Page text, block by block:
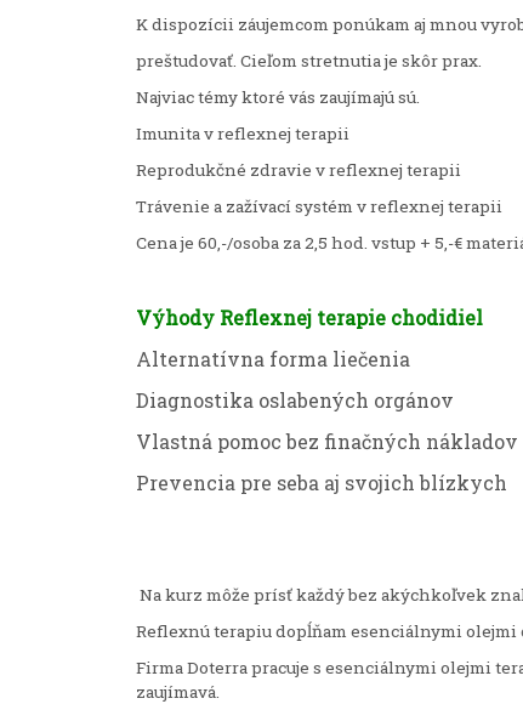
K dispozícii záujemcom ponúkam aj mnou
preštudovať. Cieľom stretnutia je skôr prax.
Najviac témy ktoré vás zaujímajú sú.
Imunita v reflexnej terapii
Reprodukčné zdravie v reflexnej terapii
Trávenie a zažívací systém v reflexnej terapii
Cena je 60,-/osoba za 2,5 hod. vstup + 5,-€
Výhody Reflexnej terapie chodidiel
Alternatívna forma liečenia
Diagnostika oslabených orgánov
Vlastná pomoc bez finačných
Prevencia pre seba aj svojich blízkych
Na kurz môže prísť každý bez akýchkoľvek
Reflexnú terapiu dopĺňam esenciálnymi olejmi
Firma Doterra pracuje s esenciálnymi olejmi
zaujímavá.